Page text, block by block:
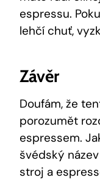
espressu.
lehčí chuť,
Závěr
Doufám, že
porozumět
espressem.
švédský
stroj a